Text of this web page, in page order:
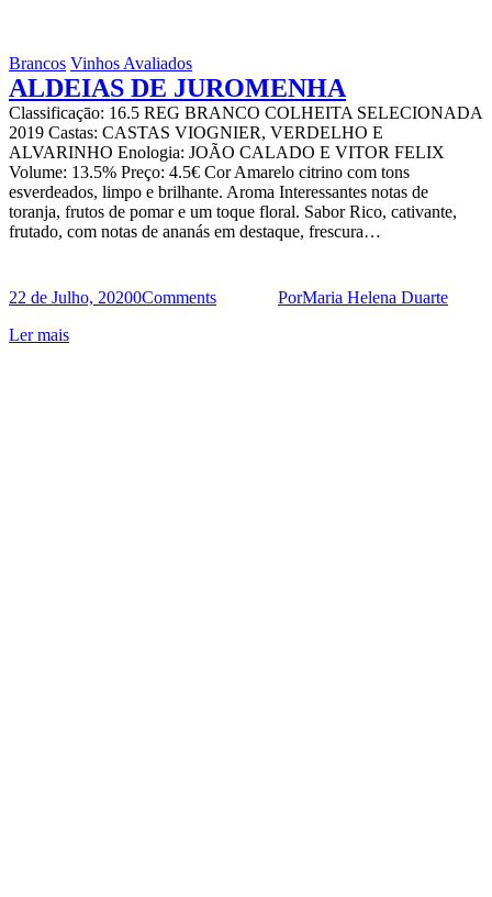
Brancos Vinhos Avaliados
ALDEIAS DE JUROMENHA
Classificaçāo: 16.5 REG BRANCO COLHEITA SELECIONADA
2019 Castas: CASTAS VIOGNIER, VERDELHO E
ALVARINHO Enologia: JOÃO CALADO E VITOR FELIX
Volume: 13.5% Preço: 4.5€ Cor Amarelo citrino com tons
esverdeados, limpo e brilhante. Aroma Interessantes notas de
toranja, frutos de pomar e um toque floral. Sabor Rico, cativante,
frutado, com notas de ananás em destaque, frescura…
22 de Julho, 20200Comments PorMaria Helena Duarte
Ler mais